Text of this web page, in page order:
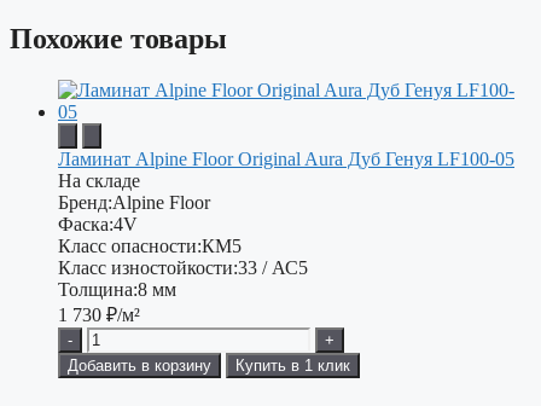
Похожие товары
Ламинат Alpine Floor Original Aura Дуб Генуя LF100-05
На складе
Бренд:Alpine Floor
Фаска:4V
Класс опасности:КМ5
Класс изностойкости:33 / АС5
Толщина:8 мм
1 730 ₽/м²
-
+
Добавить в корзину
Купить в 1 клик